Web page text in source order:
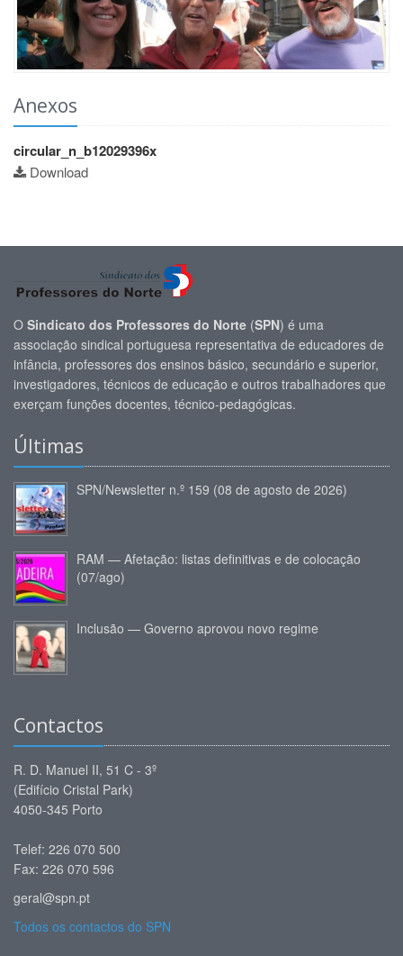
Anexos
circular_n_b12029396x
Download
O Sindicato dos Professores do Norte (SPN) é uma
associação sindical portuguesa representativa de educadores de
infância, professores dos ensinos básico, secundário e superior,
investigadores, técnicos de educação e outros trabalhadores que
exerçam funções docentes, técnico-pedagógicas.
Últimas
SPN/Newsletter n.º 159 (08 de agosto de 2026)
RAM — Afetação: listas definitivas e de colocação
(07/ago)
Inclusão — Governo aprovou novo regime
Contactos
R. D. Manuel II, 51 C - 3º
(Edifício Cristal Park)
4050-345 Porto
Telef: 226 070 500
Fax: 226 070 596
geral@spn.pt
Todos os contactos do SPN